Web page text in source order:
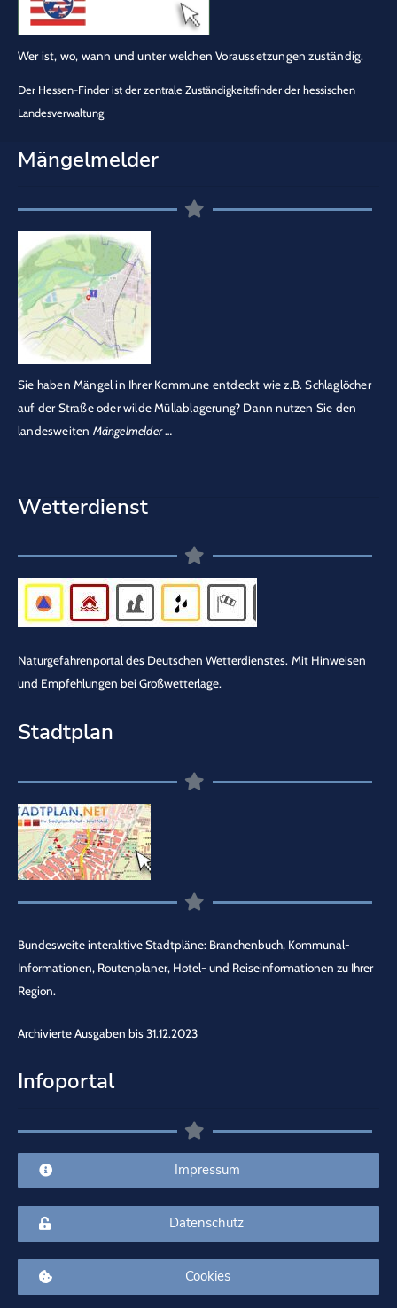
Wer ist, wo, wann und unter welchen Voraussetzungen zuständig.
Der Hessen-Finder ist der zentrale Zuständigkeitsfinder der hessischen
Landesverwaltung
Mängelmelder
Sie haben Mängel in Ihrer Kommune entdeckt wie z.B. Schlaglöcher
auf der Straße oder wilde Müllablagerung? Dann nutzen Sie den
landesweiten Mängelmelder…
Wetterdienst
Naturgefahrenportal des Deutschen Wetterdienstes. Mit Hinweisen
und Empfehlungen bei Großwetterlage.
Stadtplan
Bundesweite interaktive Stadtpläne: Branchenbuch, Kommunal-
Informationen, Routenplaner, Hotel- und Reiseinformationen zu Ihrer
Region.
Archivierte Ausgaben bis 31.12.2023
Infoportal
Impressum
Datenschutz
Cookies